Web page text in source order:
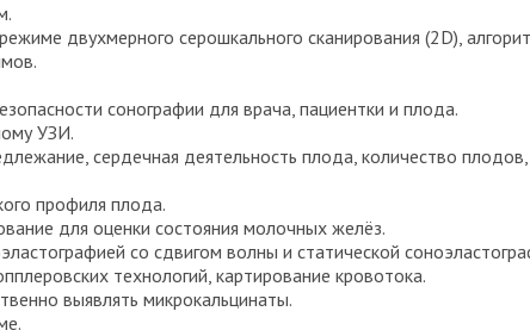
двухмерного серошкального сканирования (2D),
сонографии для врача, пациентки и плода.
УЗИ.
сердечная деятельность плода, количество
профиля плода.
для оценки состояния молочных желёз.
со сдвигом волны и статической
технологий, картирование кровотока.
выявлять микрокальцинаты.